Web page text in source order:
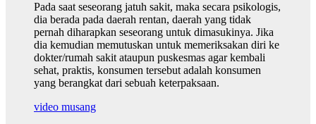
Pada saat seseorang jatuh sakit, maka secara psikologis,
dia berada pada daerah rentan, daerah yang tidak
pernah diharapkan seseorang untuk dimasukinya. Jika
dia kemudian memutuskan untuk memeriksakan diri ke
dokter/rumah sakit ataupun puskesmas agar kembali
sehat, praktis, konsumen tersebut adalah konsumen
yang berangkat dari sebuah keterpaksaan.
video musang